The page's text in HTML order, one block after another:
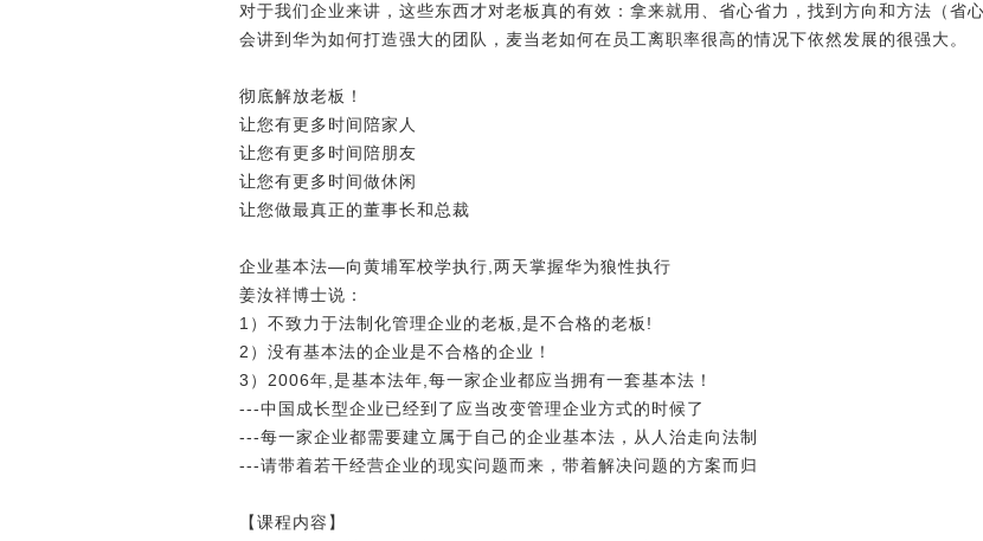
对于我们企业来讲，这些东西才对老板真的有效：拿来就用、省心省力，找到方向和方法（省
会讲到华为如何打造强大的团队，麦当老如何在员工离职率很高的情况下依然发展的很强大。
彻底解放老板！
让您有更多时间陪家人
让您有更多时间陪朋友
让您有更多时间做休闲
让您做最真正的董事长和总裁
企业基本法―向黄埔军校学执行,两天掌握华为狼性执行
姜汝祥博士说：
1）不致力于法制化管理企业的老板,是不合格的老板!
2）没有基本法的企业是不合格的企业！
3）2006年,是基本法年,每一家企业都应当拥有一套基本法！
---中国成长型企业已经到了应当改变管理企业方式的时候了
---每一家企业都需要建立属于自己的企业基本法，从人治走向法制
---请带着若干经营企业的现实问题而来，带着解决问题的方案而归
【课程内容】